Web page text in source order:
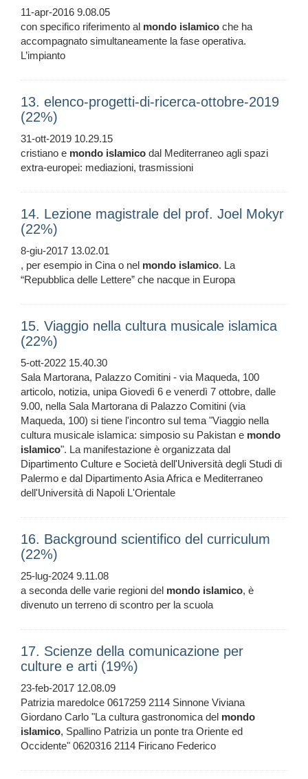
11-apr-2016 9.08.05
con specifico riferimento al mondo islamico che ha
accompagnato simultaneamente la fase operativa.
L’impianto
13. elenco-progetti-di-ricerca-ottobre-2019
(22%)
31-ott-2019 10.29.15
cristiano e mondo islamico dal Mediterraneo agli spazi
extra-europei: mediazioni, trasmissioni
14. Lezione magistrale del prof. Joel Mokyr
(22%)
8-giu-2017 13.02.01
, per esempio in Cina o nel mondo islamico. La
“Repubblica delle Lettere” che nacque in Europa
15. Viaggio nella cultura musicale islamica
(22%)
5-ott-2022 15.40.30
Sala Martorana, Palazzo Comitini - via Maqueda, 100
articolo, notizia, unipa Giovedì 6 e venerdì 7 ottobre, dalle
9.00, nella Sala Martorana di Palazzo Comitini (via
Maqueda, 100) si tiene l'incontro sul tema "Viaggio nella
cultura musicale islamica: simposio su Pakistan e mondo
islamico". La manifestazione è organizzata dal
Dipartimento Culture e Società dell'Università degli Studi di
Palermo e dal Dipartimento Asia Africa e Mediterraneo
dell'Università di Napoli L'Orientale
16. Background scientifico del curriculum
(22%)
25-lug-2024 9.11.08
a seconda delle varie regioni del mondo islamico, è
divenuto un terreno di scontro per la scuola
17. Scienze della comunicazione per
culture e arti (19%)
23-feb-2017 12.08.09
Patrizia maredolce 0617259 2114 Sinnone Viviana
Giordano Carlo "La cultura gastronomica del mondo
islamico, Spallino Patrizia un ponte tra Oriente ed
Occidente" 0620316 2114 Firicano Federico